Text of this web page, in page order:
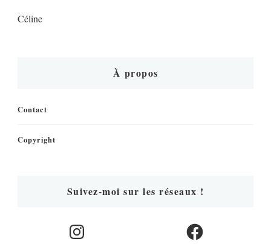
Céline
À propos
Contact
Copyright
Suivez-moi sur les réseaux !
Instagram Facebook